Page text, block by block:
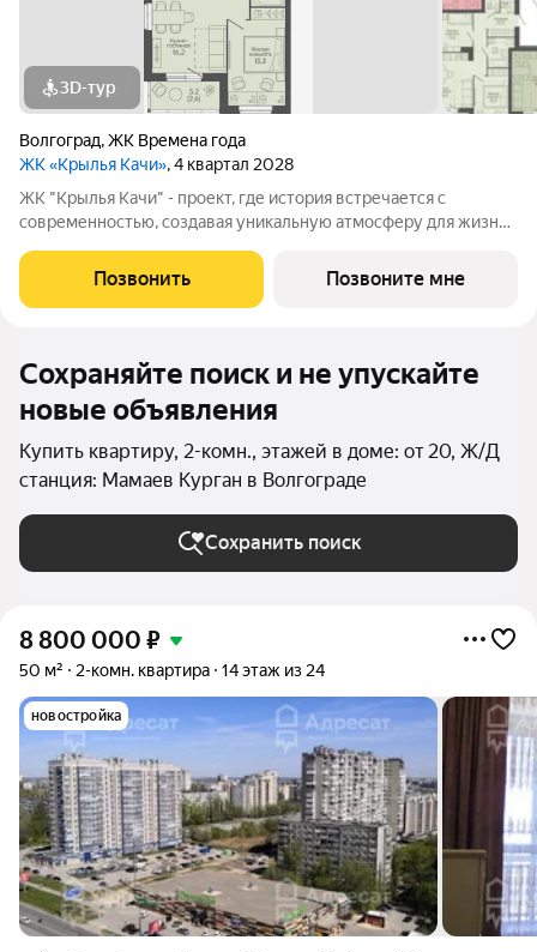
3D-тур
Волгоград,ЖК Времена года
ЖК «Крылья Качи», 4 квартал 2028
ЖК "Крылья Качи" - проект, где история встречается с
современностью, создавая уникальную атмосферу для жизни.
Дзержинского района Волгограда - в микрорайоне Кача, по
ул.Трехгорная, 27 и ул.Витимская.
Позвонить Позвоните мне
Сохраняйте поиск и не упускайте
новые объявления
Купить квартиру, 2-комн., этажей в доме: от 20, Ж/Д
станция: Мамаев Курган в Волгограде
Сохранить поиск
8 800 000 ₽
50 м² 2-комн. квартира 14 этаж из 24
новостройка